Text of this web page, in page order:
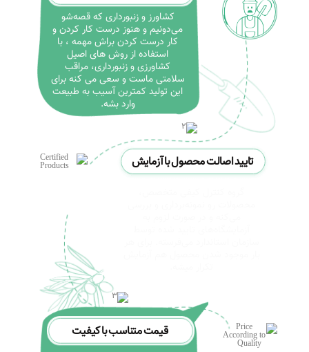
کشاورز و زنبورداری که قصه‌شو
می‌دونیم و هنوز درست کار کردن و
کار درست کردن براش مهمه ، با
استفاده از روش های اصیل
کشاورزی و زنبورداری، مراقب
سلامتی ماست و سعی می کنه برای
این تولید کمترین آسیب به طبیعت
وارد بشه.
تایید اصالت محصول با آزمایش
قیمت متناسب با کیفیت